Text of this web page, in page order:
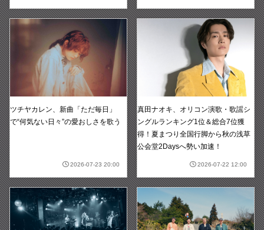
ツチヤカレン、新曲「ただ毎日」
で“何気ない日々”の愛おしさを歌う
2026-07-23 20:00
真田ナオキ、オリコン演歌・歌謡シ
ングルランキング1位＆総合7位獲
得！夏まつり全国行脚から秋の浅草
公会堂2Daysへ勢い加速！
2026-07-22 12:00